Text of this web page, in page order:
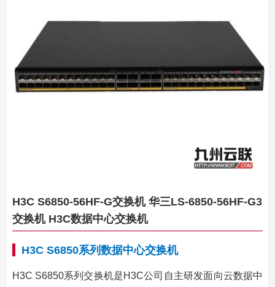
H3C S6850-56HF-G交换机 华三LS-6850-56HF-G3
交换机 H3C数据中心交换机
H3C S6850系列数据中心交换机
H3C S6850系列交换机是H3C公司自主研发面向云数据中